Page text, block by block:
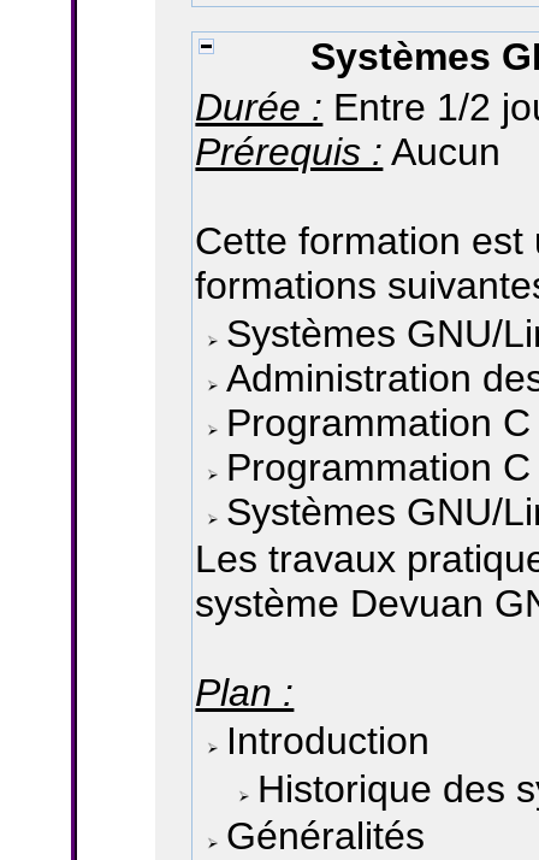
Systèmes
Durée : Entre 1/2
Prérequis : Aucun
Cette formation
formations
Systèmes GNU/
Administration
Programmation
Programmation
Systèmes GNU/
Les travaux
système Devuan
Plan :
Introduction
Historique des
Généralités